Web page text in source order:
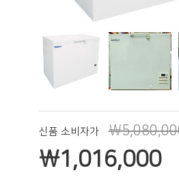
신품 소비자가
₩1,016,000